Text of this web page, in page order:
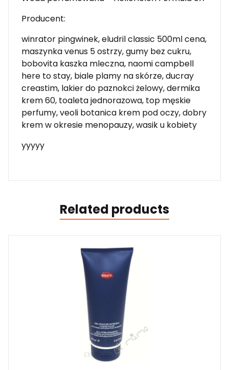
Producent:
winrator pingwinek, eludril classic 500ml cena,
maszynka venus 5 ostrzy, gumy bez cukru,
bobovita kaszka mleczna, naomi campbell
here to stay, biale plamy na skórze, ducray
creastim, lakier do paznokci żelowy, dermika
krem 60, toaleta jednorazowa, top męskie
perfumy, veoli botanica krem pod oczy, dobry
krem w okresie menopauzy, wasik u kobiety
yyyyy
Related products